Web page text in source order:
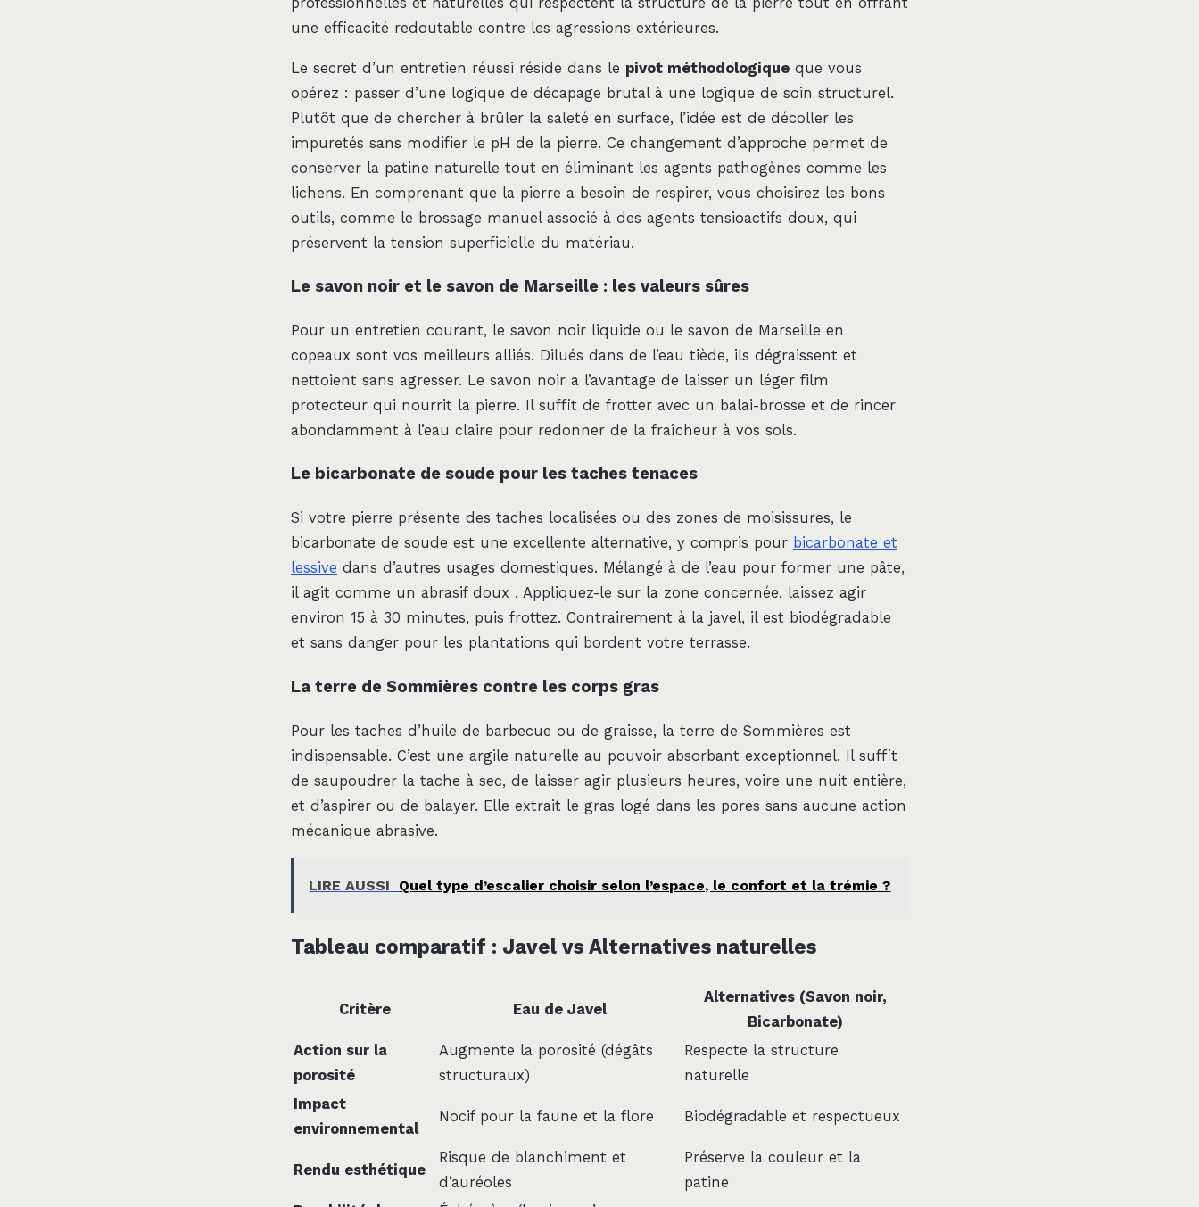
une efficacité redoutable contre les agressions extérieures.
Le secret d’un entretien réussi réside dans le pivot méthodologique que vous
opérez : passer d’une logique de décapage brutal à une logique de soin structurel.
Plutôt que de chercher à brûler la saleté en surface, l’idée est de décoller les
impuretés sans modifier le pH de la pierre. Ce changement d’approche permet de
conserver la patine naturelle tout en éliminant les agents pathogènes comme les
lichens. En comprenant que la pierre a besoin de respirer, vous choisirez les bons
outils, comme le brossage manuel associé à des agents tensioactifs doux, qui
préservent la tension superficielle du matériau.
Le savon noir et le savon de Marseille : les valeurs sûres
Pour un entretien courant, le savon noir liquide ou le savon de Marseille en
copeaux sont vos meilleurs alliés. Dilués dans de l’eau tiède, ils dégraissent et
nettoient sans agresser. Le savon noir a l’avantage de laisser un léger film
protecteur qui nourrit la pierre. Il suffit de frotter avec un balai-brosse et de rincer
abondamment à l’eau claire pour redonner de la fraîcheur à vos sols.
Le bicarbonate de soude pour les taches tenaces
Si votre pierre présente des taches localisées ou des zones de moisissures, le
bicarbonate de soude est une excellente alternative, y compris pour bicarbonate et
lessive dans d’autres usages domestiques. Mélangé à de l’eau pour former une pâte,
il agit comme un abrasif doux . Appliquez-le sur la zone concernée, laissez agir
environ 15 à 30 minutes, puis frottez. Contrairement à la javel, il est biodégradable
et sans danger pour les plantations qui bordent votre terrasse.
La terre de Sommières contre les corps gras
Pour les taches d’huile de barbecue ou de graisse, la terre de Sommières est
indispensable. C’est une argile naturelle au pouvoir absorbant exceptionnel. Il suffit
de saupoudrer la tache à sec, de laisser agir plusieurs heures, voire une nuit entière,
et d’aspirer ou de balayer. Elle extrait le gras logé dans les pores sans aucune action
mécanique abrasive.
LIRE AUSSI Quel type d’escalier choisir selon l’espace, le confort et la trémie ?
Tableau comparatif : Javel vs Alternatives naturelles
Critère Eau de Javel
Alternatives (Savon noir,
Bicarbonate)
Action sur la
porosité
Augmente la porosité (dégâts
structuraux)
Respecte la structure
naturelle
Impact
environnemental
Nocif pour la faune et la flore Biodégradable et respectueux
Rendu esthétique
Risque de blanchiment et
d’auréoles
Préserve la couleur et la
patine